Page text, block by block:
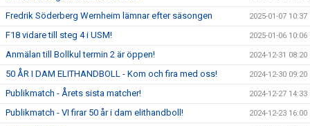
Fredrik Söderberg Wernheim lämnar efter säsongen 2025-01-07 10:37
F18 vidare till steg 4 i USM! 2025-01-06 10:06
Anmälan till Bollkul termin 2 är öppen! 2024-12-31 08:20
50 ÅR I DAM ELITHANDBOLL - Kom och fira med oss! 2024-12-30 09:20
Publikmatch - Årets sista matcher! 2024-12-27 14:33
Publikmatch - VI firar 50 år i dam elithandboll! 2024-12-23 16:00